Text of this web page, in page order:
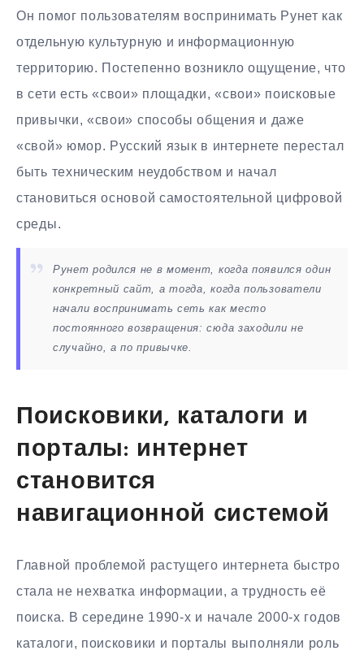
Он помог пользователям воспринимать Рунет как
отдельную культурную и информационную
территорию. Постепенно возникло ощущение, что
в сети есть «свои» площадки, «свои» поисковые
привычки, «свои» способы общения и даже
«свой» юмор. Русский язык в интернете перестал
быть техническим неудобством и начал
становиться основой самостоятельной цифровой
среды.
Рунет родился не в момент, когда появился один
конкретный сайт, а тогда, когда пользователи
начали воспринимать сеть как место
постоянного возвращения: сюда заходили не
случайно, а по привычке.
Поисковики, каталоги и
порталы: интернет
становится
навигационной системой
Главной проблемой растущего интернета быстро
стала не нехватка информации, а трудность её
поиска. В середине 1990-х и начале 2000-х годов
каталоги, поисковики и порталы выполняли роль